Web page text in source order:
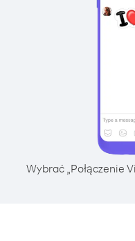
Wybrać „Połączenie